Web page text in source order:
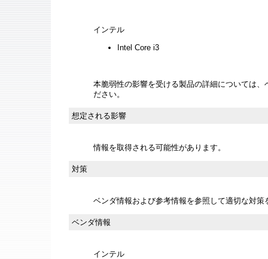
インテル
Intel Core i3
本脆弱性の影響を受ける製品の詳細については
ださい。
想定される影響
情報を取得される可能性があります。
対策
ベンダ情報および参考情報を参照して適切な対策
ベンダ情報
インテル